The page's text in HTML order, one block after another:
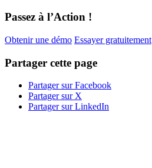
Passez à l’Action !
Obtenir une démo Essayer gratuitement
Partager cette page
Partager sur Facebook
Partager sur X
Partager sur LinkedIn